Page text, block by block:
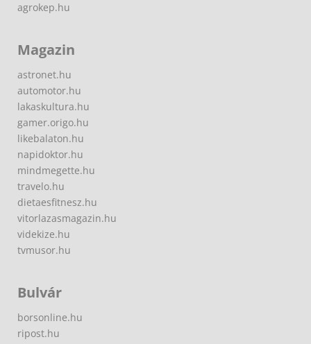
agrokep.hu
Magazin
astronet.hu
automotor.hu
lakaskultura.hu
gamer.origo.hu
likebalaton.hu
napidoktor.hu
mindmegette.hu
travelo.hu
dietaesfitnesz.hu
vitorlazasmagazin.hu
videkize.hu
tvmusor.hu
Bulvár
borsonline.hu
ripost.hu